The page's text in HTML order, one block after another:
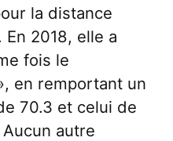
la distance
2018, elle a
fois le
en remportant un
70.3 et celui de
autre